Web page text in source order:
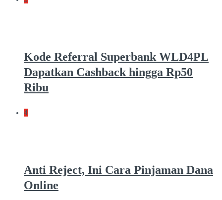
Kode Referral Superbank WLD4PL
Dapatkan Cashback hingga Rp50
Ribu
4
Anti Reject, Ini Cara Pinjaman Dana
Online